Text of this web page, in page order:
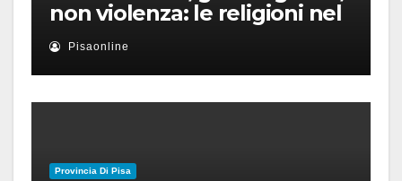
non violenza: le religioni nel
nuovo disordine mondiale
Pisaonline
Provincia Di Pisa